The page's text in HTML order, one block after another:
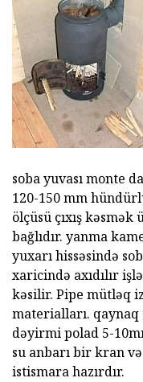
soba yuvası monte
120-150 mm
ölçüsü çıxış kəsmək
bağlıdır. yanma
yuxarı hissəsində
xaricində axıdılır
kəsilir. Pipe mütləq
materialları. qaynaq
dəyirmi polad 5-
su anbarı bir kran
istismara hazırdır.